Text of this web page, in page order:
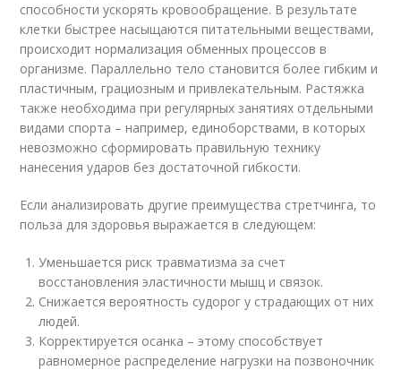
способности ускорять кровообращение. В результате
клетки быстрее насыщаются питательными веществами,
происходит нормализация обменных процессов в
организме. Параллельно тело становится более гибким и
пластичным, грациозным и привлекательным. Растяжка
также необходима при регулярных занятиях отдельными
видами спорта – например, единоборствами, в которых
невозможно сформировать правильную технику
нанесения ударов без достаточной гибкости.
Если анализировать другие преимущества стретчинга, то
польза для здоровья выражается в следующем:
Уменьшается риск травматизма за счет
восстановления эластичности мышц и связок.
Снижается вероятность судорог у страдающих от них
людей.
Корректируется осанка – этому способствует
равномерное распределение нагрузки на позвоночник